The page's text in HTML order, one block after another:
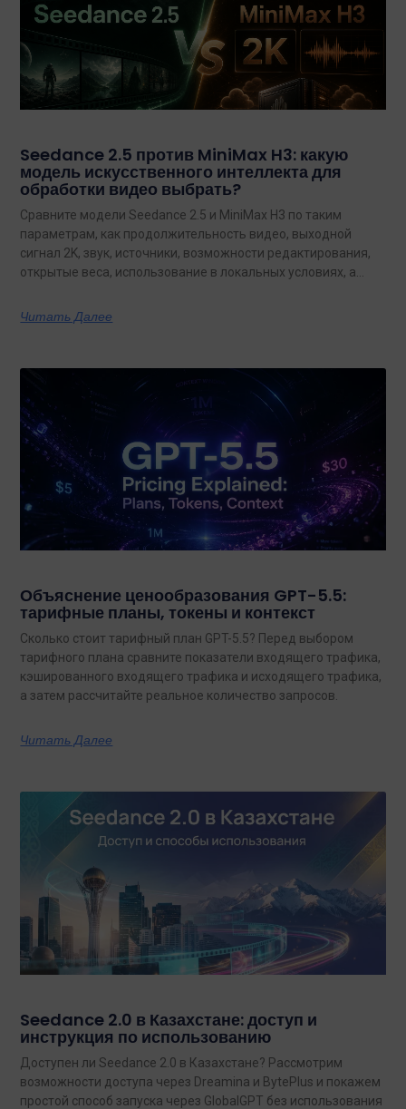
Seedance 2.5 против MiniMax H3: какую
модель искусственного интеллекта для
обработки видео выбрать?
Сравните модели Seedance 2.5 и MiniMax H3 по таким
параметрам, как продолжительность видео, выходной
сигнал 2K, звук, источники, возможности редактирования,
открытые веса, использование в локальных условиях, а
конкретных задач на сегодняшний день.
Читать Далее
Объяснение ценообразования GPT-5.5:
тарифные планы, токены и контекст
Сколько стоит тарифный план GPT-5.5? Перед выбором
тарифного плана сравните показатели входящего трафика,
кэшированного входящего трафика и исходящего трафика,
а затем рассчитайте реальное количество запросов.
Читать Далее
Seedance 2.0 в Казахстане: доступ и
инструкция по использованию
Доступен ли Seedance 2.0 в Казахстане? Рассмотрим
возможности доступа через Dreamina и BytePlus и покажем
простой способ запуска через GlobalGPT без использования